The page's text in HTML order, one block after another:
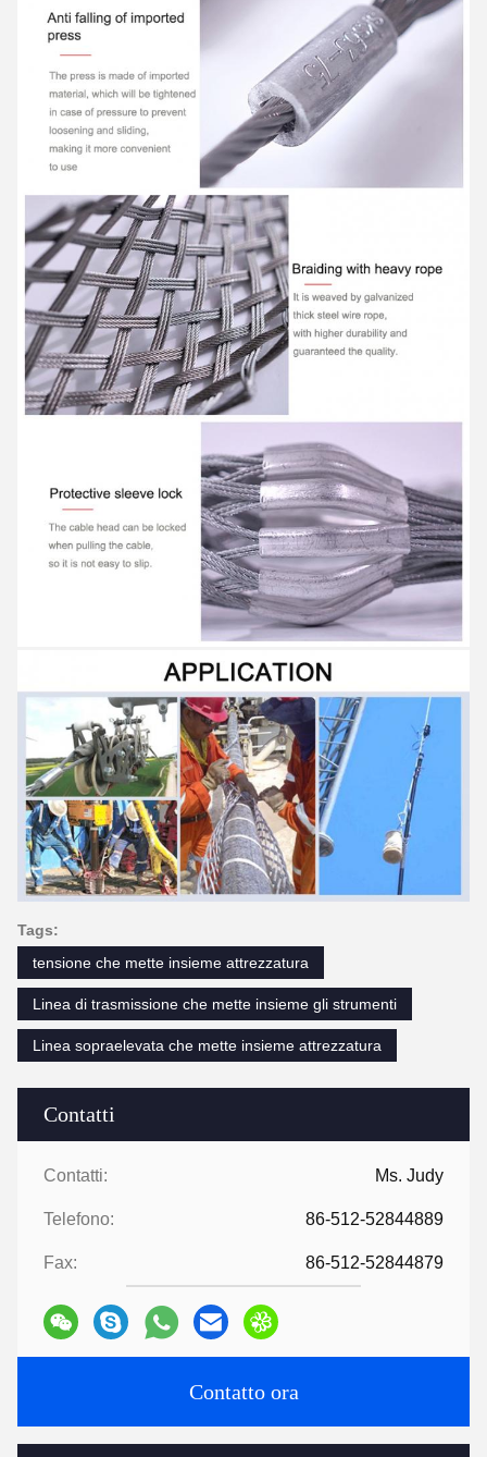
Contatti
Contatti: Ms. Judy
Telefono: 86-512-52844889
Fax: 86-512-52844879
Contatto ora
Tags:
tensione che mette insieme attrezzatura
Linea di trasmissione che mette insieme gli strumenti
Linea sopraelevata che mette insieme attrezzatura